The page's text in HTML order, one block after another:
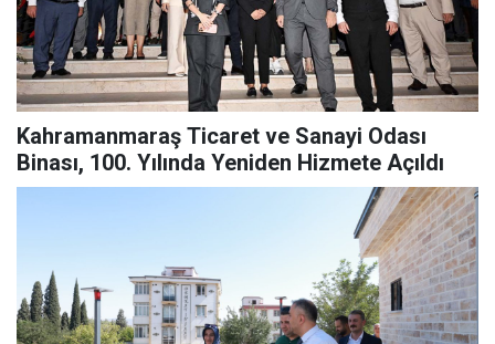
Kahramanmaraş Ticaret ve Sanayi Odası
Binası, 100. Yılında Yeniden Hizmete Açıldı